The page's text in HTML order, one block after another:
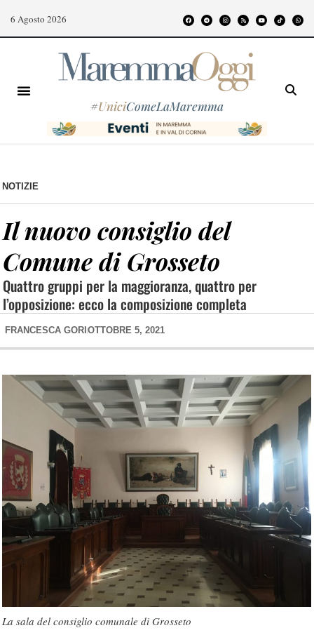
6 Agosto 2026
#UniciComeLaMaremma
NOTIZIE
Il nuovo consiglio del
Comune di Grosseto
Quattro gruppi per la maggioranza, quattro per
l’opposizione: ecco la composizione completa
FRANCESCA GORI OTTOBRE 5, 2021
La sala del consiglio comunale di Grosseto